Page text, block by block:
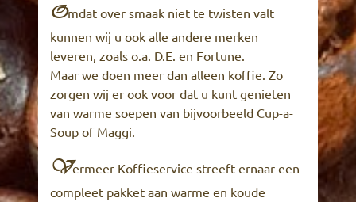
Omdat over smaak niet te twisten valt
kunnen wij u ook alle andere merken
leveren, zoals o.a. D.E. en Fortune.
Maar we doen meer dan alleen koffie. Zo
zorgen wij er ook voor dat u kunt genieten
van warme soepen van bijvoorbeeld Cup-a-
Soup of Maggi.
Vermeer Koffieservice streeft ernaar een
compleet pakket aan warme en koude